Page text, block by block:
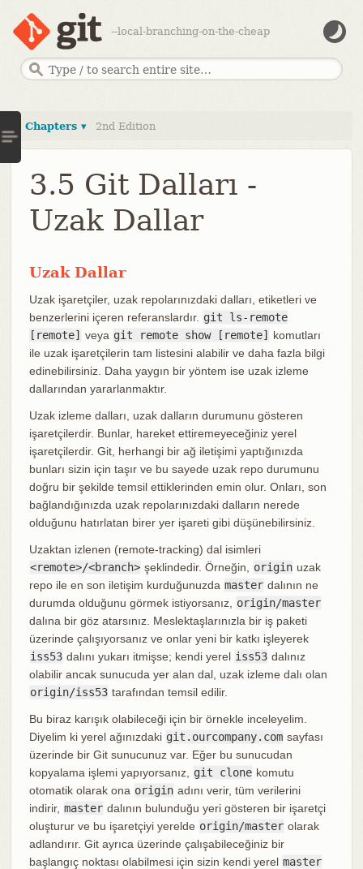
--local-branching-on-the-cheap
Chapters ▾ 2nd Edition
3.5 Git Dalları -
Uzak Dallar
Uzak Dallar
Uzak işaretçiler, uzak repolarınızdaki dalları, etiketleri ve
benzerlerini içeren referanslardır. git ls-remote
[remote] veya git remote show [remote]
komutları
ile uzak işaretçilerin tam listesini alabilir ve daha fazla bilgi
edinebilirsiniz. Daha yaygın bir yöntem ise uzak izleme
dallarından yararlanmaktır.
Uzak izleme dalları, uzak dalların durumunu gösteren
işaretçilerdir. Bunlar, hareket ettiremeyeceğiniz yerel
işaretçilerdir. Git, herhangi bir ağ iletişimi yaptığınızda
bunları sizin için taşır ve bu sayede uzak repo durumunu
doğru bir şekilde temsil ettiklerinden emin olur. Onları, son
bağlandığınızda uzak repolarınızdaki dalların nerede
olduğunu hatırlatan birer yer işareti gibi düşünebilirsiniz.
Uzaktan izlenen (remote-tracking) dal isimleri
<remote>/<branch> şeklindedir. Örneğin, origin uzak
repo ile en son iletişim kurduğunuzda master dalının ne
durumda olduğunu görmek istiyorsanız,
origin/master
dalına bir göz atarsınız. Meslektaşlarınızla bir iş paketi
üzerinde çalışıyorsanız ve onlar yeni bir katkı işleyerek
iss53 dalını yukarı itmişse; kendi yerel iss53 dalınız
olabilir ancak sunucuda yer alan dal, uzak izleme dalı olan
origin/iss53 tarafından temsil edilir.
Bu biraz karışık olabileceği için bir örnekle inceleyelim.
Diyelim ki yerel ağınızdaki git.ourcompany.com sayfası
üzerinde bir Git sunucunuz var. Eğer bu sunucudan
kopyalama işlemi yapıyorsanız,
git clone komutu
otomatik olarak ona origin adını verir, tüm verilerini
indirir, master dalının bulunduğu yeri gösteren bir işaretçi
oluşturur ve bu işaretçiyi yerelde origin/master olarak
adlandırır. Git ayrıca üzerinde çalışabileceğiniz bir
başlangıç noktası olabilmesi için sizin kendi yerel master